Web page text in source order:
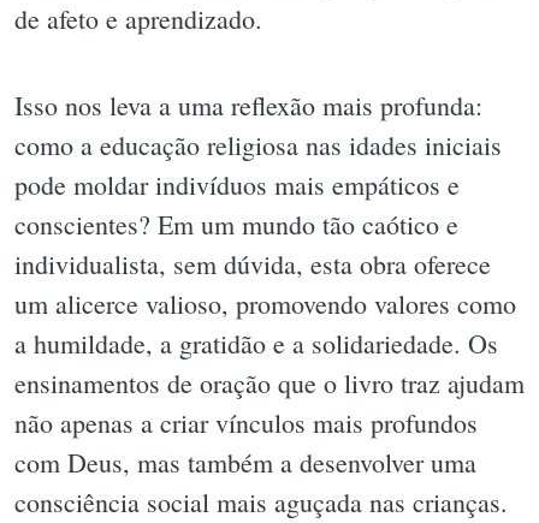
de afeto e aprendizado.
Isso nos leva a uma reflexão mais profunda:
como a educação religiosa nas idades iniciais
pode moldar indivíduos mais empáticos e
conscientes? Em um mundo tão caótico e
individualista, sem dúvida, esta obra oferece
um alicerce valioso, promovendo valores como
a humildade, a gratidão e a solidariedade. Os
ensinamentos de oração que o livro traz ajudam
não apenas a criar vínculos mais profundos
com Deus, mas também a desenvolver uma
consciência social mais aguçada nas crianças.